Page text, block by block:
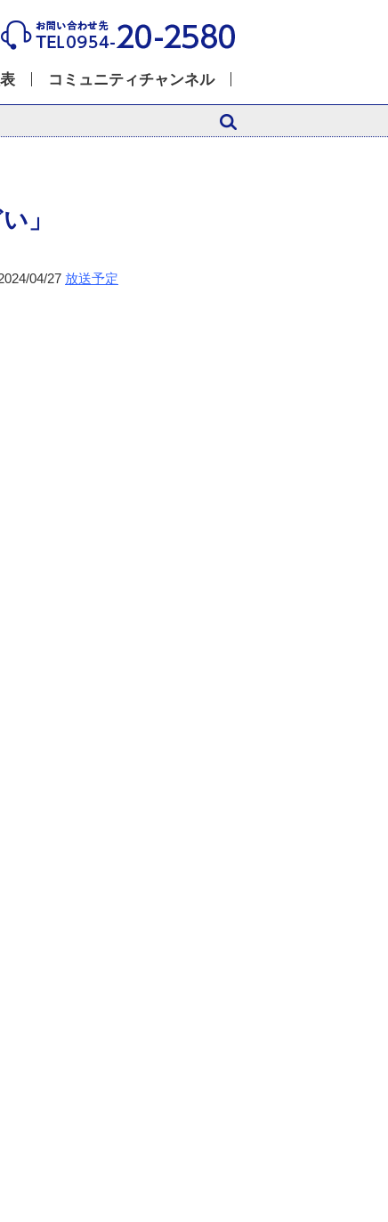
コミュニティチャンネル
」
04/27 放送予定